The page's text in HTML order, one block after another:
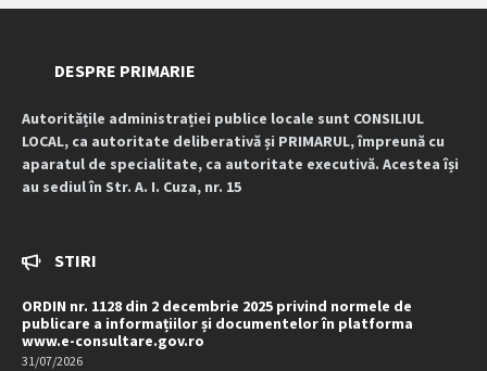
DESPRE PRIMARIE
Autoritățile administrației publice locale sunt CONSILIUL
LOCAL, ca autoritate deliberativă și PRIMARUL, împreună cu
aparatul de specialitate, ca autoritate executivă. Acestea își
au sediul în Str. A. I. Cuza, nr. 15
STIRI
ORDIN nr. 1128 din 2 decembrie 2025 privind normele de
publicare a informațiilor și documentelor în platforma
www.e-consultare.gov.ro
31/07/2026